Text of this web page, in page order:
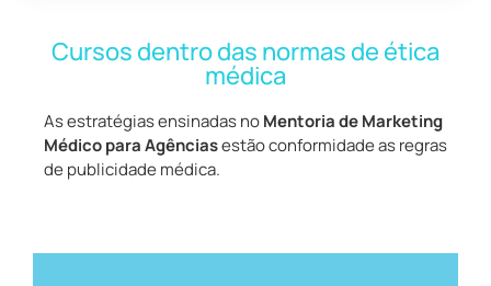
Cursos dentro das normas de ética
médica
As estratégias ensinadas noMentoria de Marketing
Médico para Agênciasestão conformidade as regras
de publicidade médica.